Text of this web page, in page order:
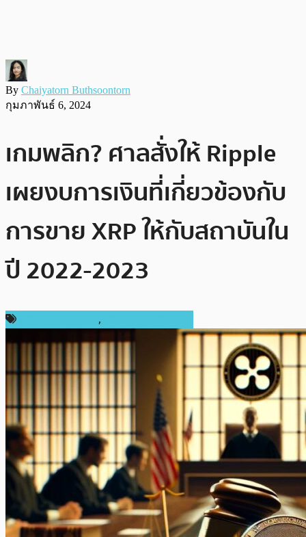
By Chaiyatorn Buthsoontorn
กุมภาพันธ์ 6, 2024
เกมพลิก? ศาลสั่งให้ Ripple
เผยงบการเงินที่เกี่ยวข้องกับ
การขาย XRP ให้กับสถาบันใน
ปี 2022-2023
,